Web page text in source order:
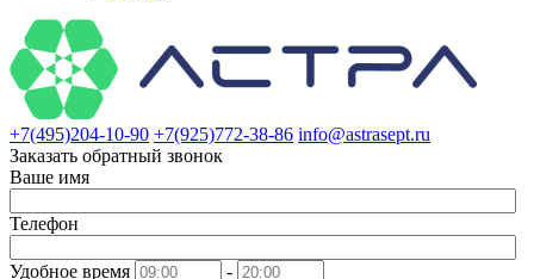
+7(495)204-10-90 +7(925)772-38-86 info@astrasept.ru
Заказать обратный звонок
Ваше имя
Телефон
Удобное время -